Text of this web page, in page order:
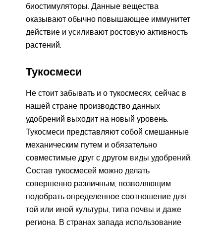
биостимуляторы. Данные вещества
оказывают обычно повышающее иммунитет
действие и усиливают ростовую активность
растений.
Тукосмеси
Не стоит забывать и о тукосмесях, сейчас в
нашей стране производство данных
удобрений выходит на новый уровень.
Тукосмеси представляют собой смешанные
механическим путем и обязательно
совместимые друг с другом виды удобрений.
Состав тукосмесей можно делать
совершенно различным, позволяющим
подобрать определенное соотношение для
той или иной культуры, типа почвы и даже
региона. В странах запада использование